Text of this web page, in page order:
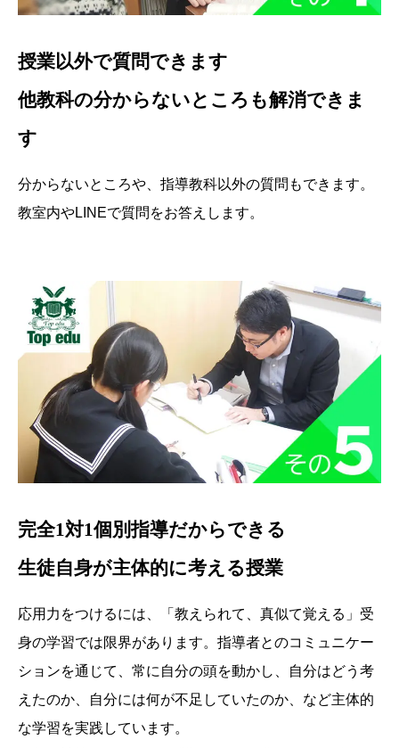
授業以外で質問できます
他教科の分からないところも解消できま
す
分からないところや、指導教科以外の質問もできます。
教室内やLINEで質問をお答えします。
完全1対1個別指導だからできる
生徒自身が主体的に考える授業
応用力をつけるには、「教えられて、真似て覚える」受
身の学習では限界があります。指導者とのコミュニケー
ションを通じて、常に自分の頭を動かし、自分はどう考
えたのか、自分には何が不足していたのか、など主体的
な学習を実践しています。